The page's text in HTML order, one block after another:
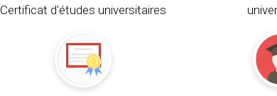
Certificat d'études universitaires